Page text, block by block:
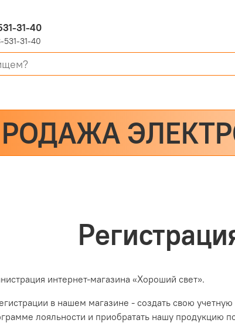
31-40
531-31-40
интернет-магазина «Хороший свет».
в нашем магазине - создать свою
лояльности и приобратать нашу продукцию